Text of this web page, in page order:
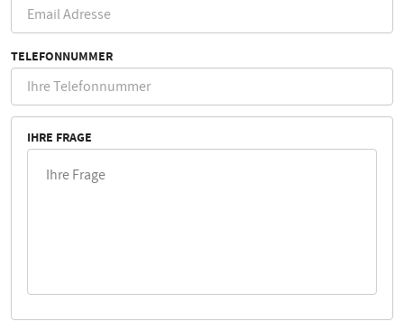
TELEFONNUMMER
IHRE FRAGE